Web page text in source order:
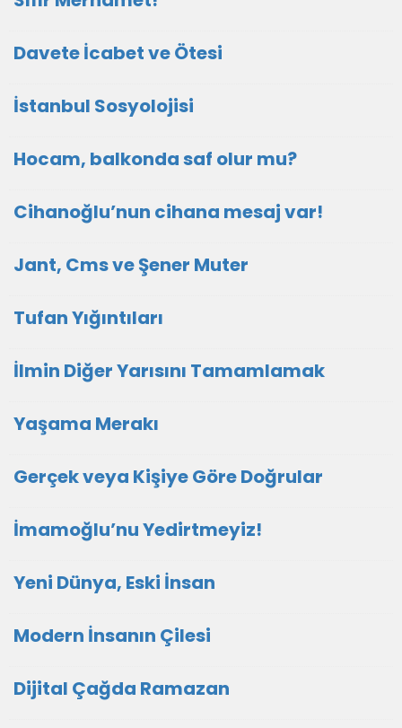
Davete İcabet ve Ötesi
İstanbul Sosyolojisi
Hocam, balkonda saf olur mu?
Cihanoğlu’nun cihana mesaj var!
Jant, Cms ve Şener Muter
Tufan Yığıntıları
İlmin Diğer Yarısını Tamamlamak
Yaşama Merakı
Gerçek veya Kişiye Göre Doğrular
İmamoğlu’nu Yedirtmeyiz!
Yeni Dünya, Eski İnsan
Modern İnsanın Çilesi
Dijital Çağda Ramazan